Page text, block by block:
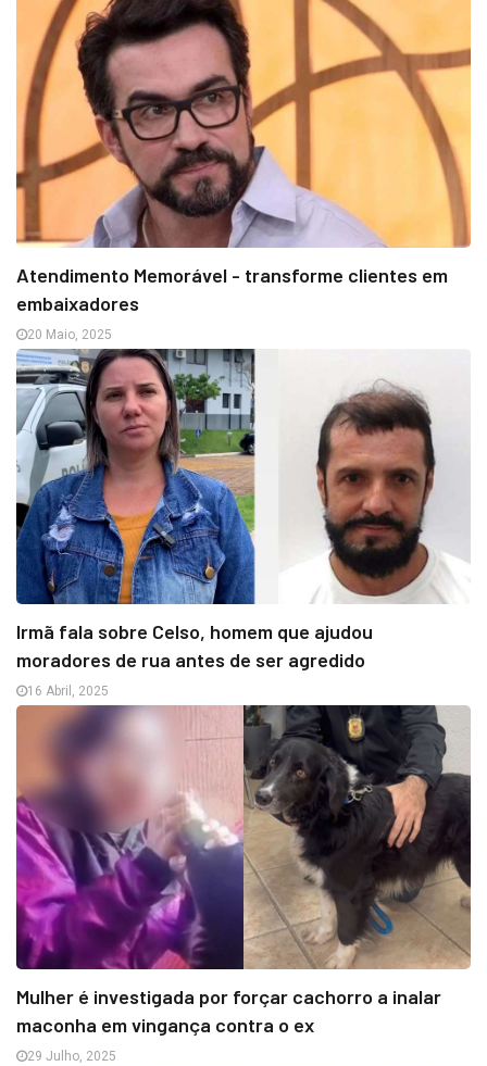
Atendimento Memorável - transforme clientes em
embaixadores
20 Maio, 2025
Irmã fala sobre Celso, homem que ajudou
moradores de rua antes de ser agredido
16 Abril, 2025
Mulher é investigada por forçar cachorro a inalar
maconha em vingança contra o ex
29 Julho, 2025